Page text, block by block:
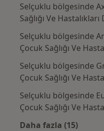
Selçuklu bölgesinde
Sağlığı Ve
Selçuklu bölgesinde
Çocuk Sağlığı Ve
Selçuklu bölgesinde
Çocuk Sağlığı Ve
Selçuklu bölgesinde
Çocuk Sağlığı Ve
Daha fazla (15)